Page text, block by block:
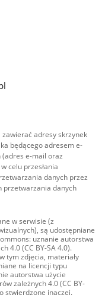
adresy skrzynek
będącego adresem e-
e-mail oraz
celu przesłania
danych przez
przetwarzania danych
w serwisie (z
są udostępniane
uznanie autorstwa
4.0 (CC BY-SA 4.0).
tym zdjęcia, materiały
na licencji typu
autorstwa użycie
zależnych 4.0 (CC BY-
stwierdzone inaczej.